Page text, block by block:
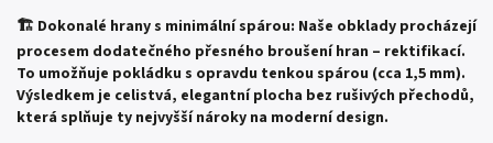
🏗️ Dokonalé hrany s minimální spárou: Naše obklady procházejí
procesem dodatečného přesného broušení hran – rektifikací.
To umožňuje pokládku s opravdu tenkou spárou (cca 1,5 mm).
Výsledkem je celistvá, elegantní plocha bez rušivých přechodů,
která splňuje ty nejvyšší nároky na moderní design.